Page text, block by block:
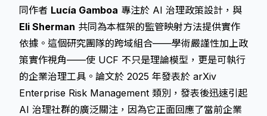
同作者 Lucía Gamboa 專注於 AI 治理政策設計，與
Eli Sherman 共同為本框架的監管映射方法提供實作
依據。這個研究團隊的跨域組合——學術嚴謹性加上政
策實作視角——使 UCF 不只是理論模型，更是可執行
的企業治理工具。論文於 2025 年發表於 arXiv
Enterprise Risk Management 類別，發表後迅速引起
AI 治理社群的廣泛關注，因為它正面回應了當前企業